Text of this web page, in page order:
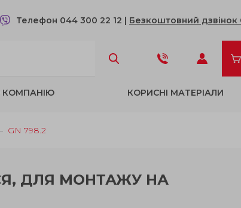
Телефон 044 300 22 12 | Безкоштовний дзвінок
КОМПАНІЮ КОРИСНІ МАТЕРІАЛИ
GN 798.2
ДЛЯ МОНТАЖУ НА